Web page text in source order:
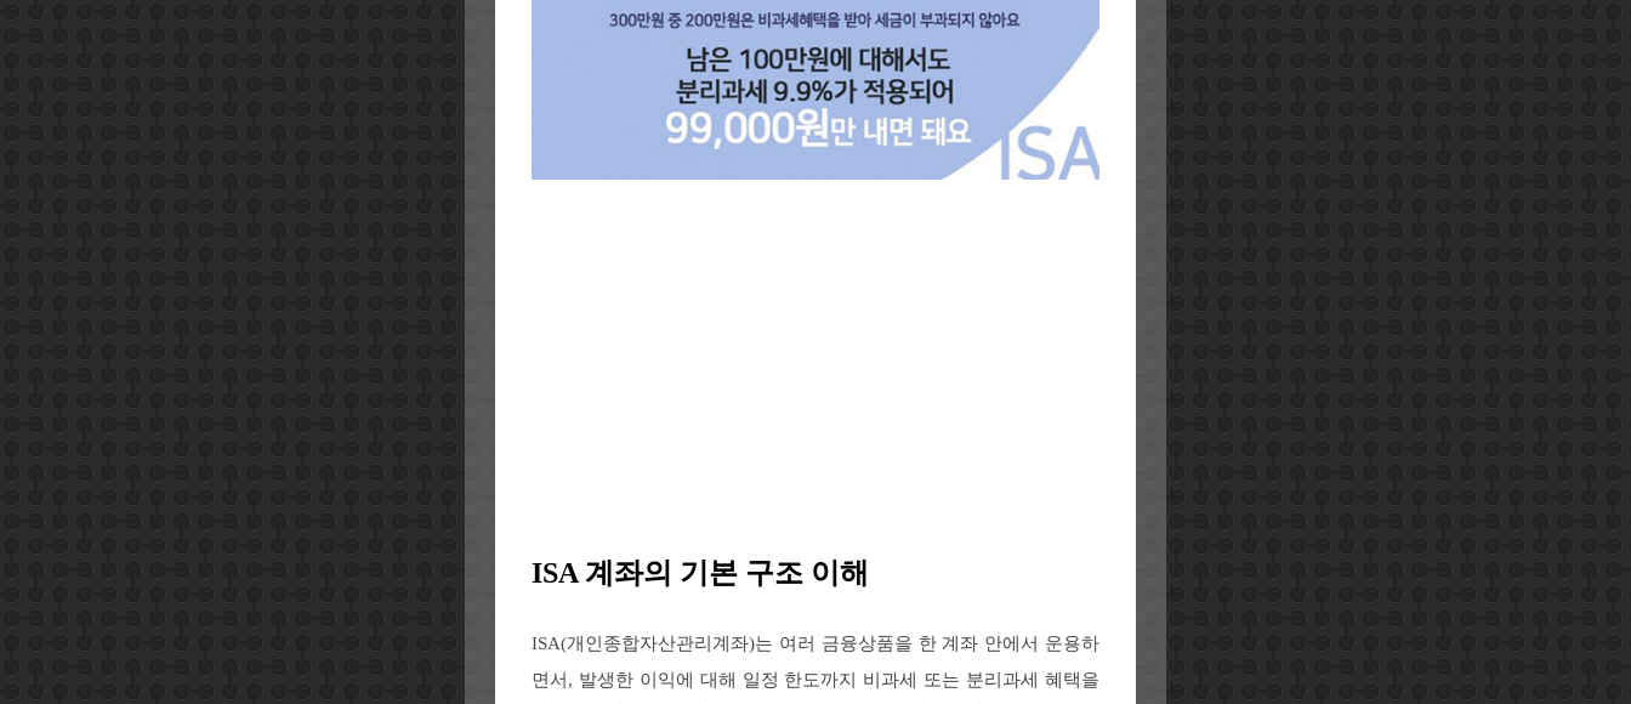
ISA 계좌의 기본 구조 이해
ISA(개인종합자산관리계좌)는 여러 금융상품을 한 계좌 안에서 운용하
면서, 발생한 이익에 대해 일정 한도까지 비과세 또는 분리과세 혜택을